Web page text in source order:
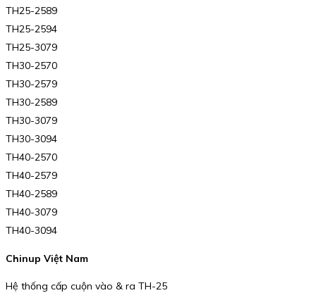
TH25-2589
TH25-2594
TH25-3079
TH30-2570
TH30-2579
TH30-2589
TH30-3079
TH30-3094
TH40-2570
TH40-2579
TH40-2589
TH40-3079
TH40-3094
Chinup Việt Nam
Hệ thống cấp cuộn vào & ra TH-25